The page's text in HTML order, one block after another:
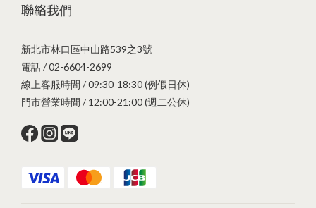
聯絡我們
新北市林口區中山路539之3號
電話 / 02-6604-2699
線上客服時間 / 09:30-18:30 (例假日休)
門市營業時間 / 12:00-21:00 (週二公休)